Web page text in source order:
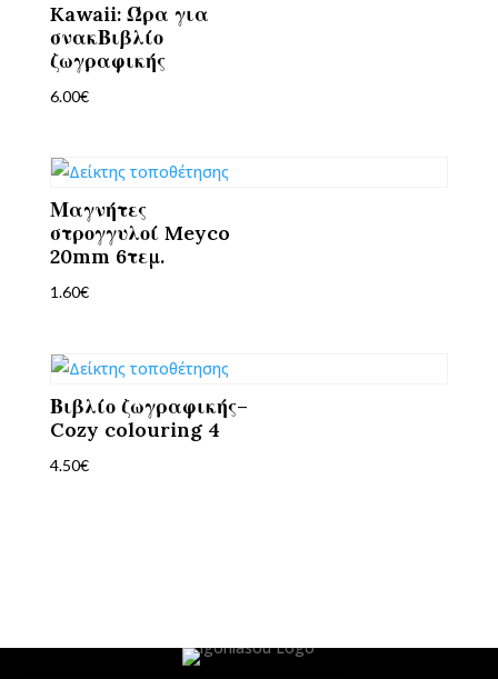
Kawaii: Ώρα για
σνακΒιβλίο
ζωγραφικής
6.00€
Μαγνήτες
στρογγυλοί Meyco
20mm 6τεμ.
1.60€
Βιβλίο ζωγραφικής–
Cozy colouring 4
4.50€